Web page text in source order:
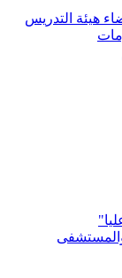
هيئة التدريس